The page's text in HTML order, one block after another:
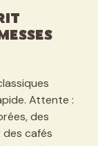
Attente :
des
cafés